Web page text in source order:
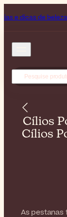
beleza! Ganhe
Cílios
Cílios
As pestanas